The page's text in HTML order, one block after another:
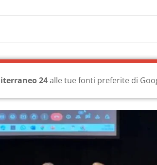
24alle tue fonti preferite di